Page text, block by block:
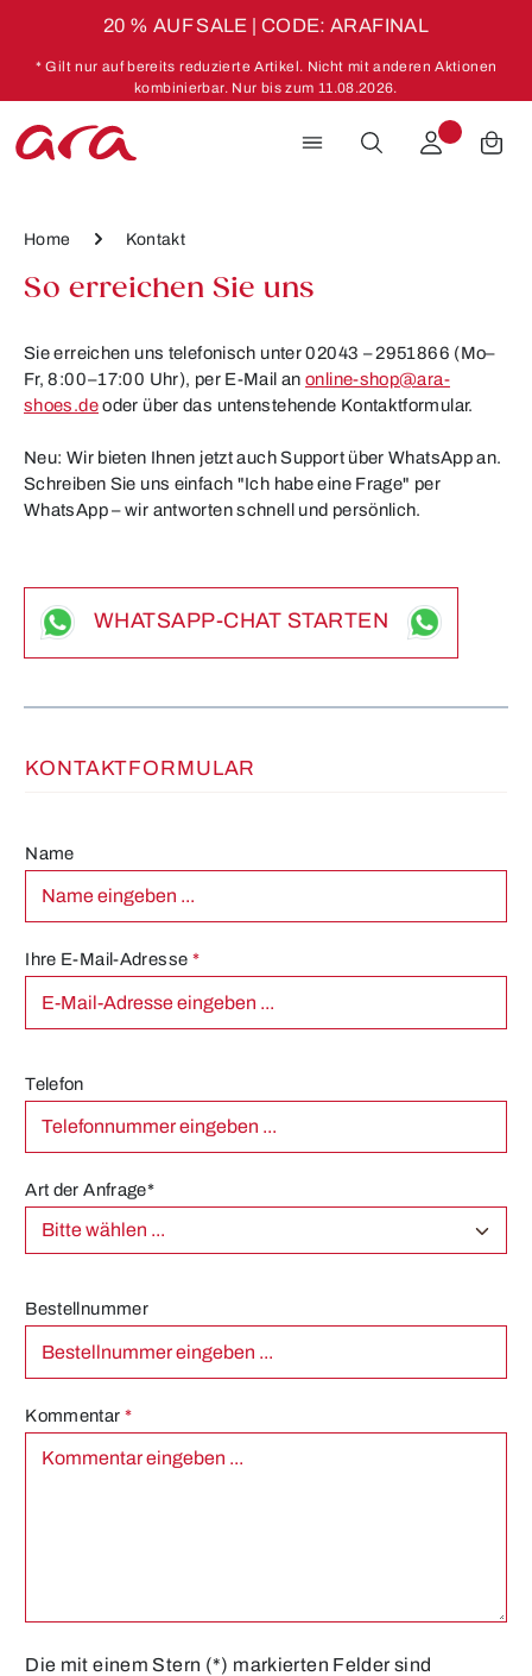
20 % AUF SALE | CODE: ARAFINAL
* Gilt nur auf bereits reduzierte Artikel. Nicht mit anderen Aktionen
kombinierbar. Nur bis zum 11.08.2026.
Home Kontakt
So erreichen Sie uns
Sie erreichen uns telefonisch unter02043 – 2951866 (Mo–
Fr, 8:00–17:00 Uhr), per E-Mail anonline-shop@ara-
shoes.deoder über das untenstehende Kontaktformular.
Neu: Wir bieten Ihnen jetzt auch Support über WhatsApp an.
Schreiben Sie uns einfach "Ich habe eine Frage" per
WhatsApp – wir antworten schnell und persönlich.
WHATSAPP-CHAT STARTEN
KONTAKTFORMULAR
Name
Ihre E-Mail-Adresse *
Telefon
Art der Anfrage*
Bestellnummer
Kommentar *
Die mit einem Stern (*) markierten Felder sind